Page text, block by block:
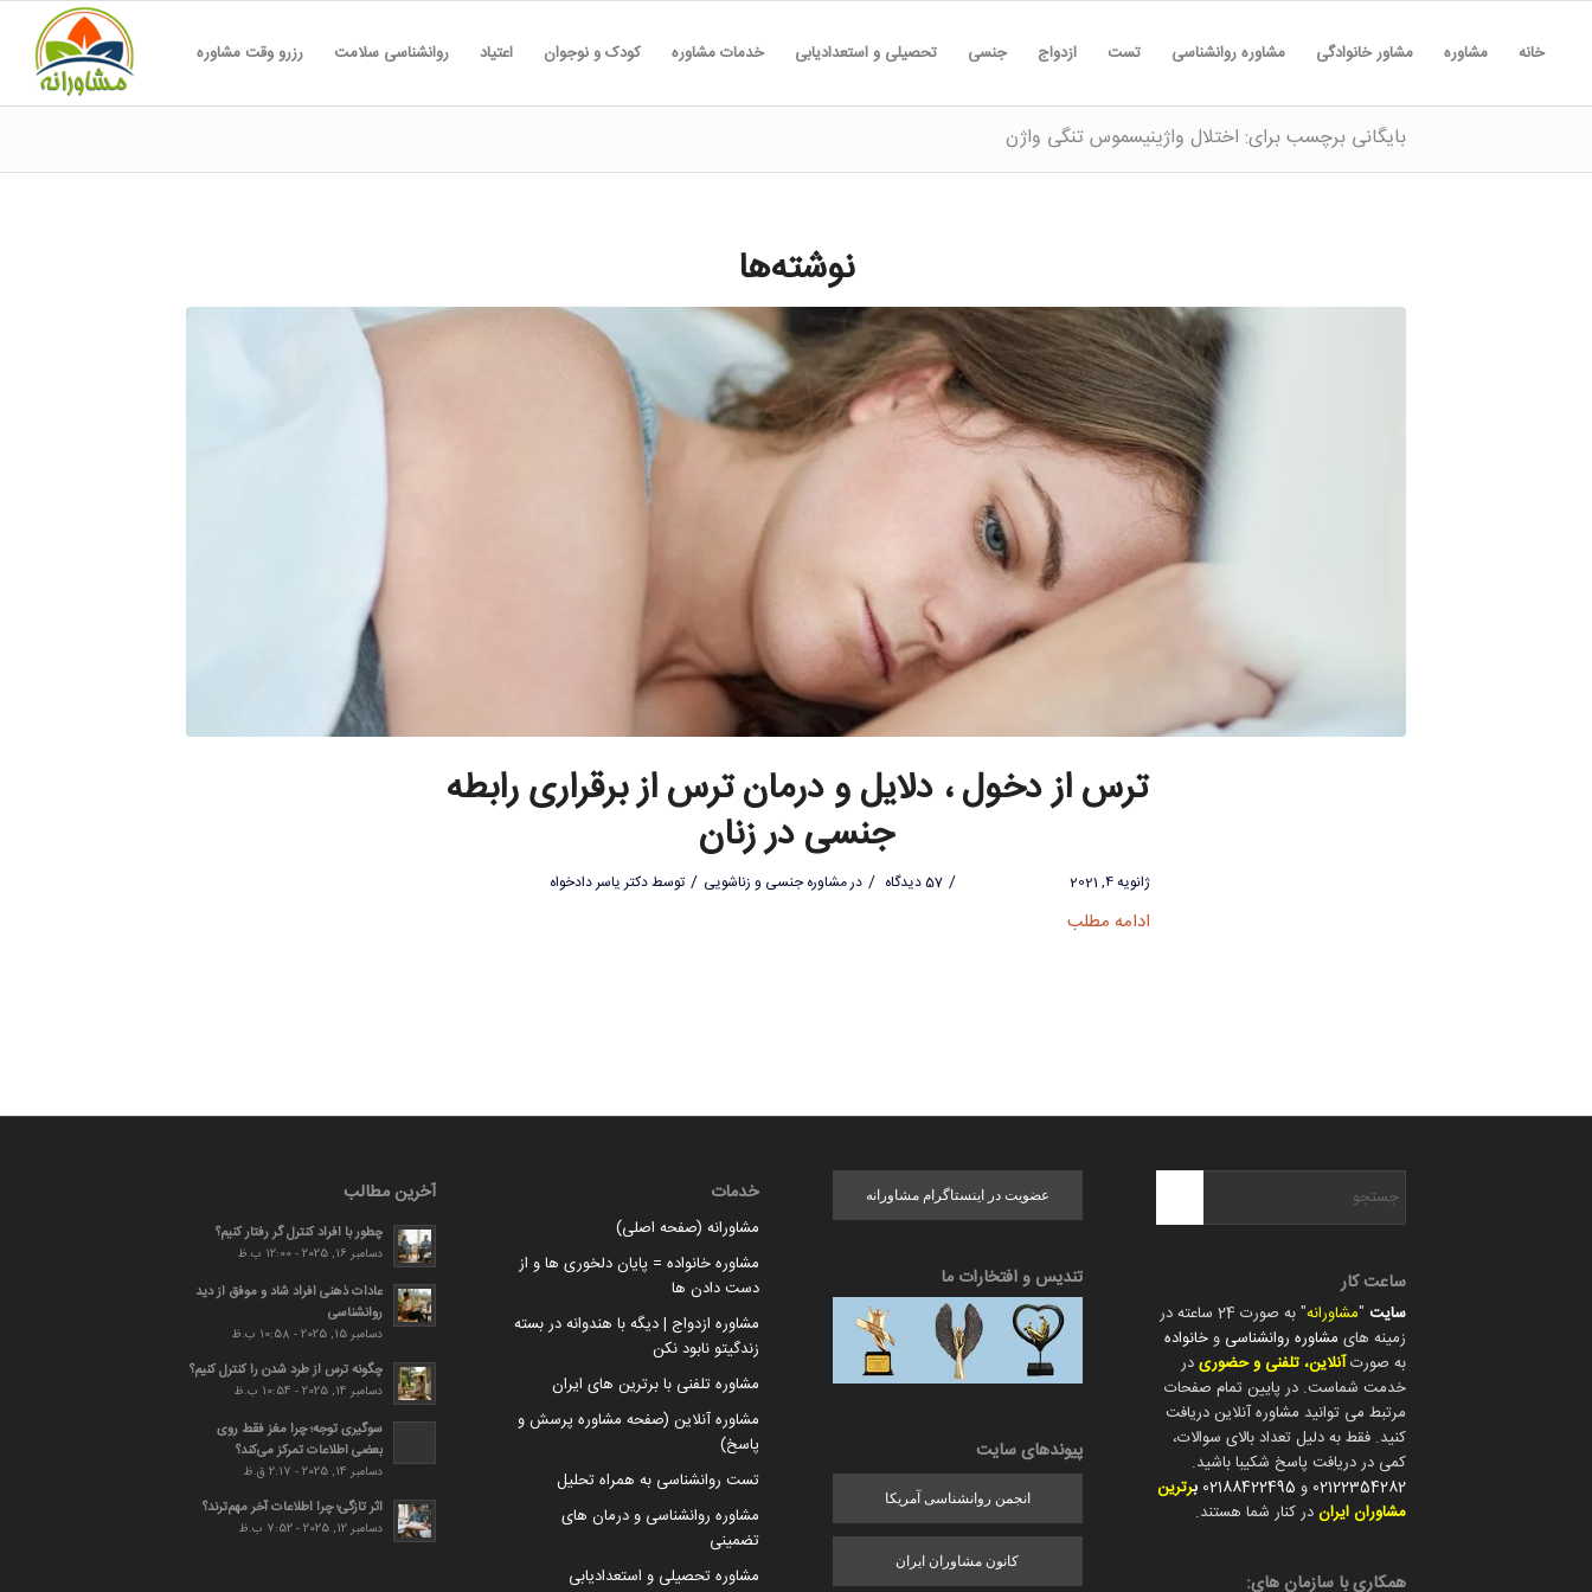
خانه مشاوره مشاور خانوادگی مشاوره روانشناسی تست ازدواج جنسی تحصیلی و استعدادیابی خدمات مشاوره کودک و نوجوان اعتیاد روانشناسی سلامت رزرو وقت مشاوره
بایگانی برچسب برای: اختلال واژینیسموس تنگی واژن
نوشته‌ها
ترس از دخول ، دلایل و درمان ترس از برقراری رابطه
جنسی در زنان
ژانویه 4, 2021 / 57 دیدگاه / درمشاوره جنسی و زناشویی / توسطدکتر یاسر دادخواه
ادامه مطلب
ساعت کار
سایت "مشاورانه
" به صورت 24 ساعته در
زمینه های مشاوره روانشناسی و خانواده
به صورتآنلاین، تلفنی و حضوریدر
خدمت شماست. در پایین تمام صفحات
مرتبط می توانید مشاوره آنلاین دریافت
کنید. فقط به دلیل تعداد بالای سوالات،
کمی در دریافت پاسخ شکیبا باشید.
02122354282 و 02188422495 برترین
مشاوران ایراندر کنار شما هستند.
همکاری با سازمان های:
عضویت در اینستاگرام مشاورانه
تندیس و افتخارات ما
پیوندهای سایت
انجمن روانشناسی آمریکا
کانون مشاوران ایران
خدمات
مشاورانه (صفحه اصلی)
مشاوره خانواده = پایان دلخوری ها و از
دست دادن ها
مشاوره ازدواج | دیگه با هندوانه در بسته
زندگیتو نابود نکن
مشاوره تلفنی با برترین های ایران
مشاوره آنلاین (صفحه مشاوره پرسش و
پاسخ)
تست روانشناسی به همراه تحلیل
مشاوره روانشناسی و درمان های
تضمینی
مشاوره تحصیلی و استعدادیابی
آخرین مطالب
چطور با افراد کنترل گر رفتار کنیم؟
دسامبر 16, 2025 - 12:00 ب.ظ
عادات ذهنی افراد شاد و موفق از دید
روانشناسی
دسامبر 15, 2025 - 10:58 ب.ظ
چگونه ترس از طرد شدن را کنترل کنیم؟
دسامبر 14, 2025 - 10:54 ب.ظ
سوگیری توجه؛ چرا مغز فقط روی
بعضی اطلاعات تمرکز می‌کند؟
دسامبر 14, 2025 - 2:17 ق.ظ
اثر تازگی؛ چرا اطلاعات آخر مهم‌ترند؟
دسامبر 12, 2025 - 7:52 ب.ظ